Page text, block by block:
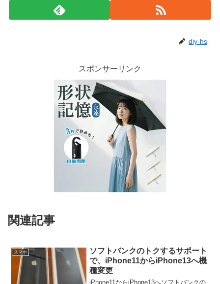
diy-hs
スポンサーリンク
関連記事
スマホ
ソフトバンクのトクするサポート
で、iPhone11からiPhone13へ機
種変更
iPhone11からiPhone13へソフトバンクの